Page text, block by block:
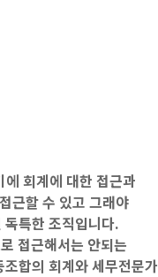
회계에 대한 접근과
근할 수 있고 그래야
특한 조직입니다.
접근해서는 안되는
합의 회계와 세무전문가